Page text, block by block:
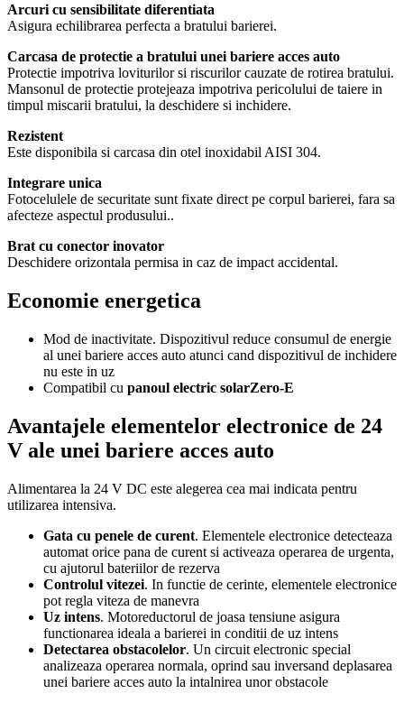
Arcuri cu sensibilitate diferentiata
Asigura echilibrarea perfecta a bratului barierei.
Carcasa de protectie a bratului unei bariere acces auto
Protectie impotriva loviturilor si riscurilor cauzate de rotirea bratului.
Mansonul de protectie protejeaza impotriva pericolului de taiere in
timpul miscarii bratului, la deschidere si inchidere.
Rezistent
Este disponibila si carcasa din otel inoxidabil AISI 304.
Integrare unica
Fotocelulele de securitate sunt fixate direct pe corpul barierei, fara sa
afecteze aspectul produsului..
Brat cu conector inovator
Deschidere orizontala permisa in caz de impact accidental.
Economie energetica
Mod de inactivitate. Dispozitivul reduce consumul de energie
al unei bariere acces auto atunci cand dispozitivul de inchidere
nu este in uz
Compatibil cu panoul electric solarZero-E
Avantajele elementelor electronice de 24
V ale unei bariere acces auto
Alimentarea la 24 V DC este alegerea cea mai indicata pentru
utilizarea intensiva.
Gata cu penele de curent. Elementele electronice detecteaza
automat orice pana de curent si activeaza operarea de urgenta,
cu ajutorul bateriilor de rezerva
Controlul vitezei. In functie de cerinte, elementele electronice
pot regla viteza de manevra
Uz intens. Motoreductorul de joasa tensiune asigura
functionarea ideala a barierei in conditii de uz intens
Detectarea obstacolelor. Un circuit electronic special
analizeaza operarea normala, oprind sau inversand deplasarea
unei bariere acces auto la intalnirea unor obstacole